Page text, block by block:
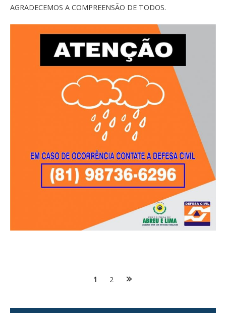
AGRADECEMOS A COMPREENSÃO DE TODOS.
1 2